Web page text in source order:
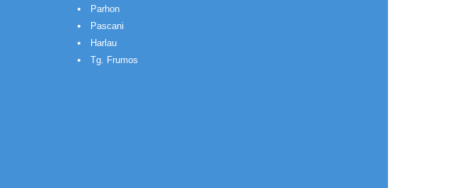
Parhon
Pascani
Harlau
Tg. Frumos